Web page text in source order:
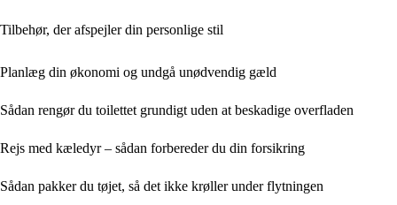
Tilbehør, der afspejler din personlige stil
Planlæg din økonomi og undgå unødvendig gæld
Sådan rengør du toilettet grundigt uden at beskadige overfladen
Rejs med kæledyr – sådan forbereder du din forsikring
Sådan pakker du tøjet, så det ikke krøller under flytningen